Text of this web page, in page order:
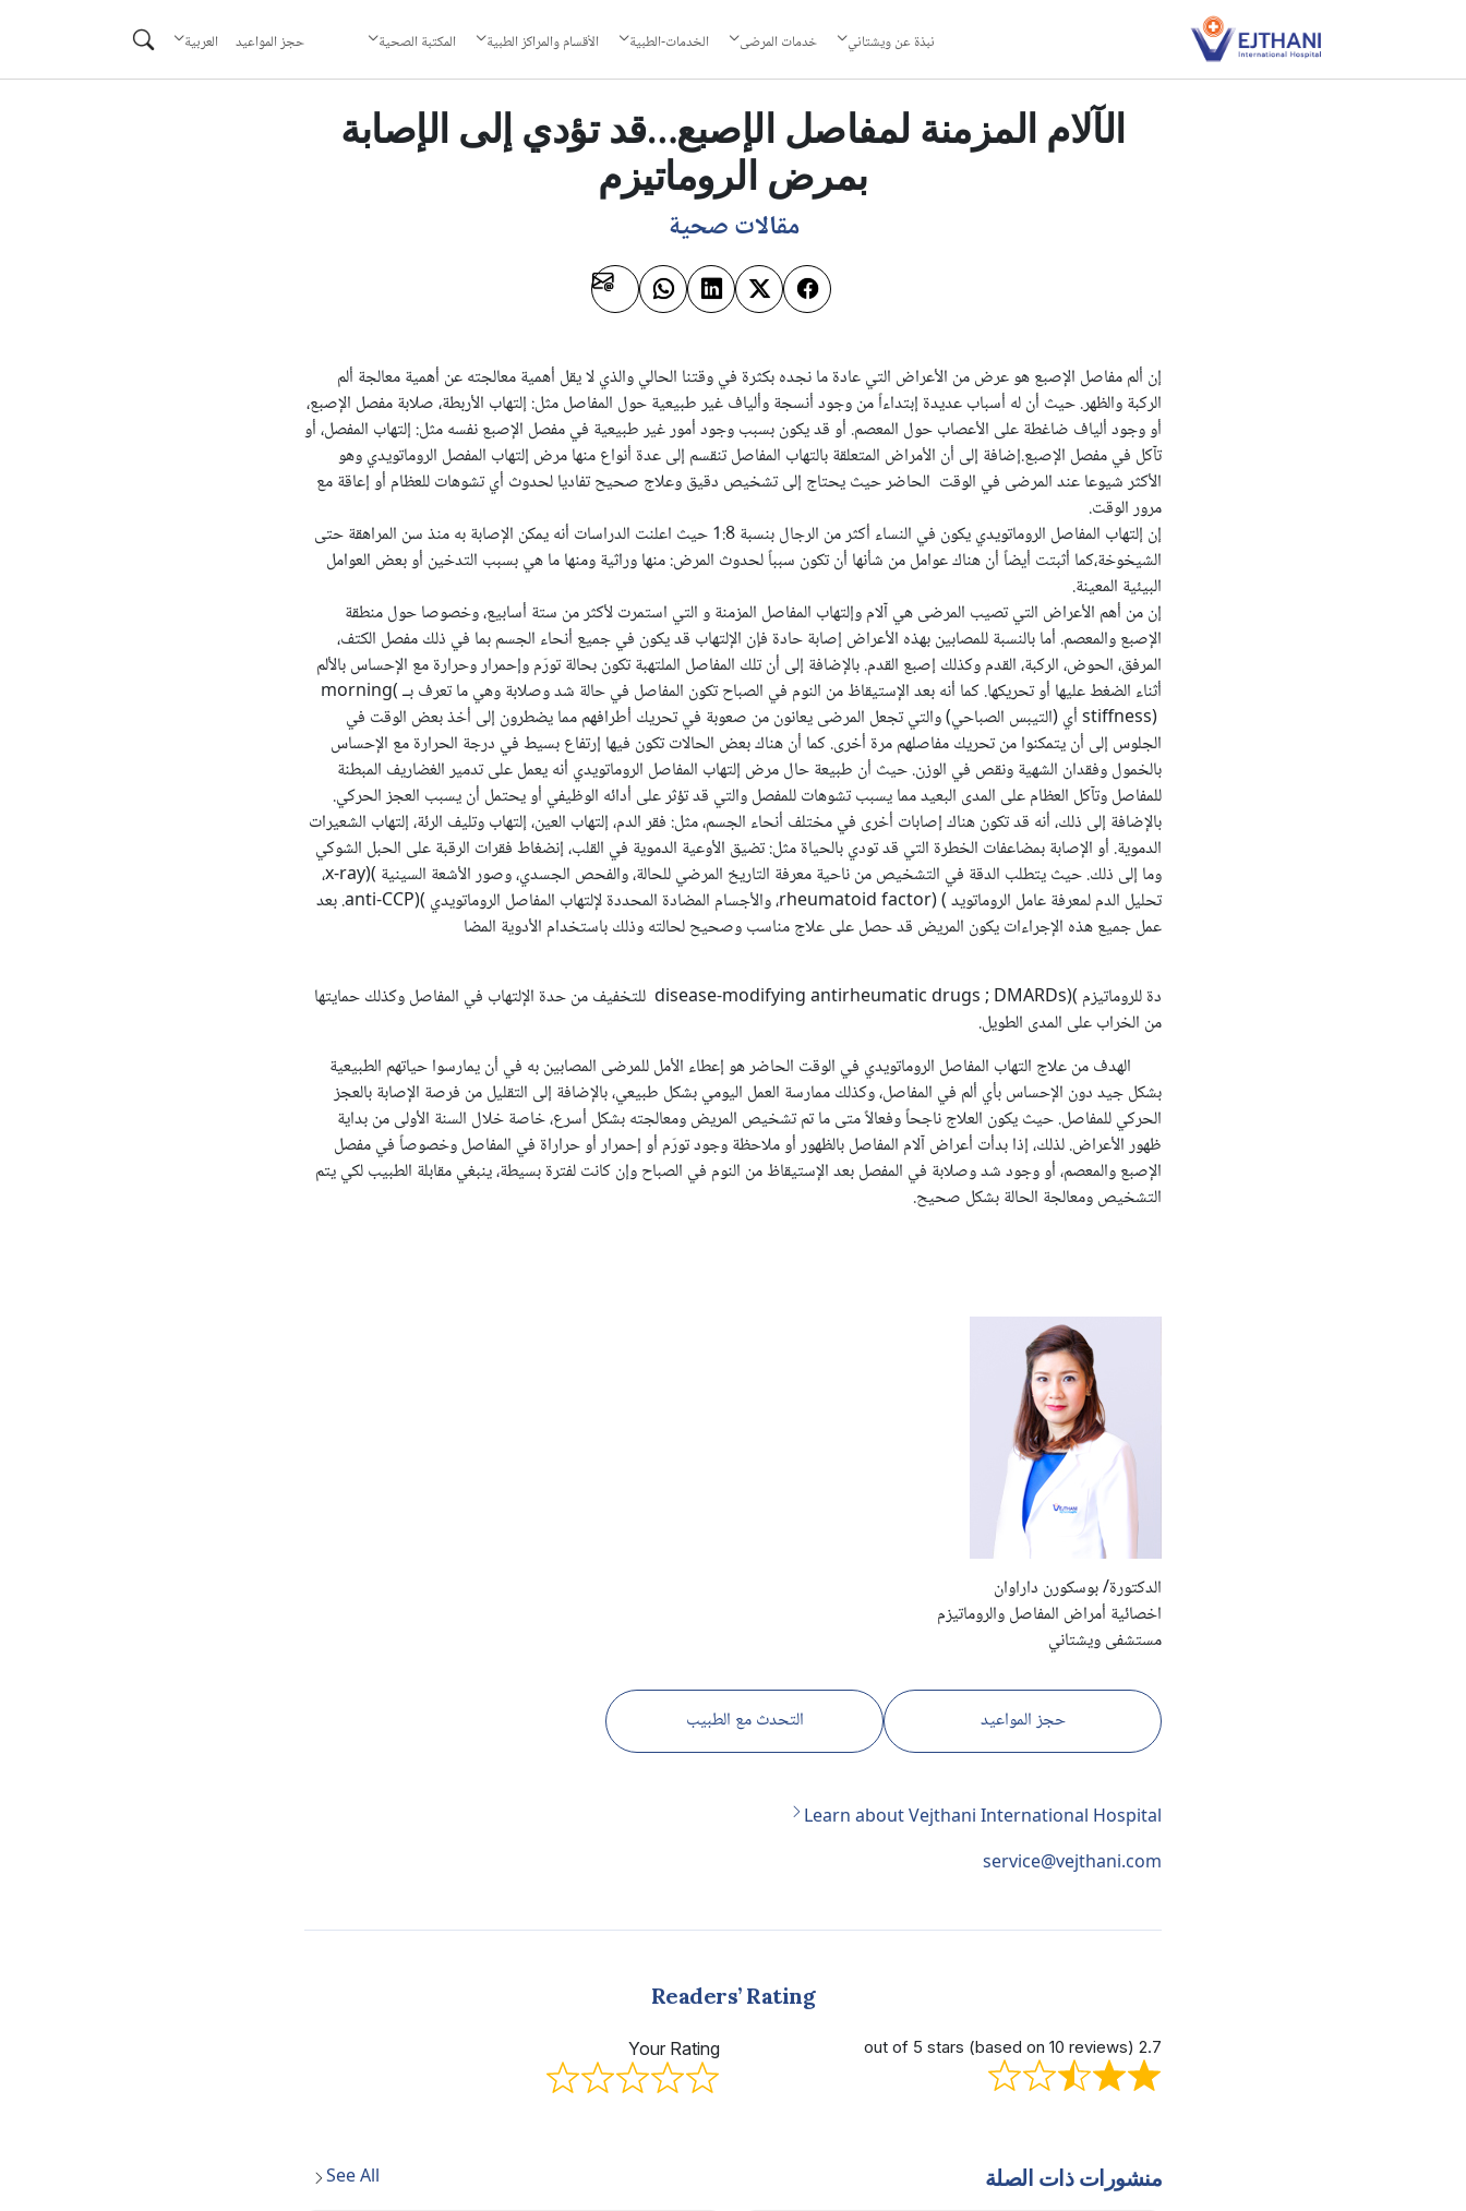
نبذة عن ويشتاني خدمات المرضى الخدمات-الطبية الأقسام والمراكز الطبية المكتبة الصحية حجز المواعيد العربية
الآلام المزمنة لمفاصل الإصبع…قد تؤدي إلى الإصابة
بمرض الروماتيزم
مقالات صحية
إن ألم مفاصل الإصبع هو عرض من الأعراض التي عادة ما نجده بكثرة في وقتنا الحالي والذي لا يقل أهمية معالجته عن أهمية معالجة ألم
الركبة والظهر. حيث أن له أسباب عديدة إبتداءاً من وجود أنسجة وألياف غير طبيعية حول المفاصل مثل: إلتهاب الأربطة، صلابة مفصل الإصبع،
أو وجود ألياف ضاغطة على الأعصاب حول المعصم. أو قد يكون بسبب وجود أمور غير طبيعية في مفصل الإصبع نفسه مثل: إلتهاب المفصل، أو
تآكل في مفصل الإصبع.إضافة إلى أن الأمراض المتعلقة بالتهاب المفاصل تنقسم إلى عدة أنواع منها مرض إلتهاب المفصل الروماتويدي وهو
الأكثر شيوعا عند المرضى في الوقت الحاضر حيث يحتاج إلى تشخيص دقيق وعلاج صحيح تفاديا لحدوث أي تشوهات للعظام أو إعاقة مع
مرور الوقت.
إن إلتهاب المفاصل الروماتويدي يكون في النساء أكثر من الرجال بنسبة 1:8 حيث اعلنت الدراسات أنه يمكن الإصابة به منذ سن المراهقة حتى
الشيخوخة،كما أثبتت أيضاً أن هناك عوامل من شأنها أن تكون سبباً لحدوث المرض: منها وراثية ومنها ما هي بسبب التدخين أو بعض العوامل
البيئية المعينة.
إن من أهم الأعراض التي تصيب المرضى هي آلام وإلتهاب المفاصل المزمنة و التي استمرت لأكثر من ستة أسابيع، وخصوصا حول منطقة
الإصبع والمعصم. أما بالنسبة للمصابين بهذه الأعراض إصابة حادة فإن الإلتهاب قد يكون في جميع أنحاء الجسم بما في ذلك مفصل الكتف،
المرفق، الحوض، الركبة، القدم وكذلك إصبع القدم. بالإضافة إلى أن تلك المفاصل الملتهبة تكون بحالة تورّم وإحمرار وحرارة مع الإحساس بالألم
أثناء الضغط عليها أو تحريكها. كما أنه بعد الإستيقاظ من النوم في الصباح تكون المفاصل في حالة شد وصلابة وهي ما تعرف بــ(
morning
stiffness)أي (التيبس الصباحي) والتي تجعل المرضى يعانون من صعوبة في تحريك أطرافهم مما يضطرون إلى أخذ بعض الوقت في
الجلوس إلى أن يتمكنوا من تحريك مفاصلهم مرة أخرى. كما أن هناك بعض الحالات تكون فيها إرتفاع بسيط في درجة الحرارة مع الإحساس
بالخمول وفقدان الشهية ونقص في الوزن. حيث أن طبيعة حال مرض إلتهاب المفاصل الروماتويدي أنه يعمل على تدمير الغضاريف المبطنة
للمفاصل وتآكل العظام على المدى البعيد مما يسبب تشوهات للمفصل والتي قد تؤثر على أدائه الوظيفي أو يحتمل أن يسبب العجز الحركي.
بالإضافة إلى ذلك، أنه قد تكون هناك إصابات أخرى في مختلف أنحاء الجسم، مثل: فقر الدم، إلتهاب العين، إلتهاب وتليف الرئة، إلتهاب الشعيرات
الدموية. أو الإصابة بمضاعفات الخطرة التي قد تودي بالحياة مثل: تضيق الأوعية الدموية في القلب، إنضغاط فقرات الرقبة على الحبل الشوكي
وما إلى ذلك. حيث يتطلب الدقة في التشخيص من ناحية معرفة التاريخ المرضي للحالة، والفحص الجسدي، وصور الأشعة السينية (
x-ray)،
تحليل الدم لمعرفة عامل الروماتويد(
rheumatoid factor)، والأجسام المضادة المحددة لإلتهاب المفاصل الروماتويدي (
anti-CCP). بعد
عمل جميع هذه الإجراءات يكون المريض قد حصل على علاج مناسب وصحيح لحالته وذلك باستخدام الأدوية المضا
دة للروماتيزم (
disease-modifying antirheumatic drugs ; DMARDs) للتخفيف من حدة الإلتهاب في المفاصل وكذلك حمايتها
من الخراب على المدى الطويل.
الهدف من علاج التهاب المفاصل الروماتويدي في الوقت الحاضر هو إعطاء الأمل للمرضى المصابين به في أن يمارسوا حياتهم الطبيعية
بشكل جيد دون الإحساس بأي ألم في المفاصل، وكذلك ممارسة العمل اليومي بشكل طبيعي، بالإضافة إلى التقليل من فرصة الإصابة بالعجز
الحركي للمفاصل. حيث يكون العلاج ناجحاً وفعالاً متى ما تم تشخيص المريض ومعالجته بشكل أسرع، خاصة خلال السنة الأولى من بداية
ظهور الأعراض. لذلك، إذا بدأت أعراض آلام المفاصل بالظهور أو ملاحظة وجود تورّم أو إحمرار أو حراراة في المفاصل وخصوصاً في مفصل
الإصبع والمعصم، أو وجود شد وصلابة في المفصل بعد الإستيقاظ من النوم في الصباح وإن كانت لفترة بسيطة، ينبغي مقابلة الطبيب لكي يتم
التشخيص ومعالجة الحالة بشكل صحيح.
الدكتورة/ بوسكورن داراوان
اخصائية أمراض المفاصل والروماتيزم
مستشفى ويشتاني
حجز المواعيد التحدث مع الطبيب
Learn about Vejthani International Hospital
service@vejthani.com
Readers’ Rating
2.7 out of 5 stars (based on 10 reviews)
Your Rating
منشورات ذات الصلة See All